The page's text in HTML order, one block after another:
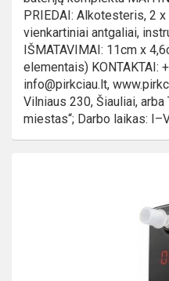
PRIEDAI: Alkotesteris, 2
vienkartiniai antgaliai,
IŠMATAVIMAI: 11cm x
elementais) KONTAKTAI:
info@pirkciau.lt,
Vilniaus 230, Šiauliai,
miestas“; Darbo laikas: